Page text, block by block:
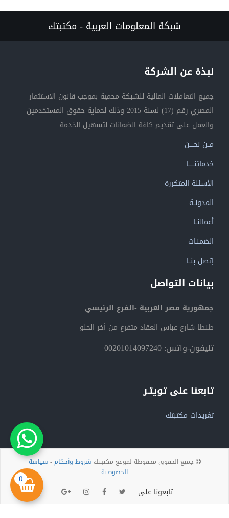
0
شبكة المعلومات العربية - مكتبتك
نبذة عن الشركة
جميع التعاملات المالية للشبكة محمية بموجب قانون الاستثمار
المصري رقم (17) لسنة 2015 وذلك لحماية حقوق المستخدمين
والعمل على تقديم كافة الضمانات لتسهيل الخدمة.
مــن نحــــن
خدماتنــــــا
الأسئلة المتكررة
المدونــة
أعمالنــا
الضمنـات
إتصل بنــا
بيانات التواصل
جمهورية مصر العربية -الفرع الرئيسي
طنطا-شارع عباس العقاد متفرع من أخر الحلو
تليفون-واتس: 00201014097240
تابعنا على تويتـر
تغريدات مكتبتك
جميع الحقوق محفوظة لموقع مكتبتك شروط وأحكام- سياسة
الخصوصية
تابعونا على :